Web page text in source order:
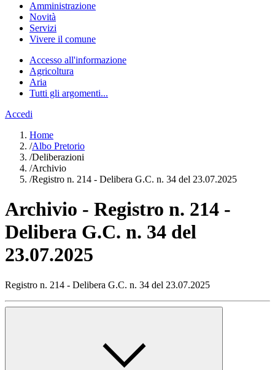
Amministrazione
Novità
Servizi
Vivere il comune
Accesso all'informazione
Agricoltura
Aria
Tutti gli argomenti...
Accedi
Home
/Albo Pretorio
/Deliberazioni
/Archivio
/Registro n. 214 - Delibera G.C. n. 34 del 23.07.2025
Archivio - Registro n. 214 -
Delibera G.C. n. 34 del
23.07.2025
Registro n. 214 - Delibera G.C. n. 34 del 23.07.2025